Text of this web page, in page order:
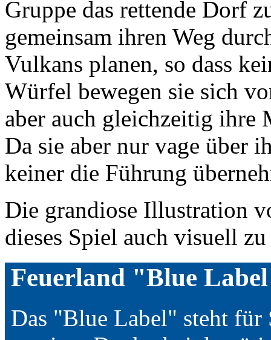
Gruppe das rettende Dorf
gemeinsam ihren Weg
Vulkans planen, so dass
Würfel bewegen sie sich
aber auch gleichzeitig ihre
Da sie aber nur vage über
keiner die Führung
Die grandiose Illustration
dieses Spiel auch visuell
Feuerland "Blue
Das "Blue Label" steht für